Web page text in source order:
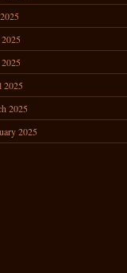
2025
2025
2025